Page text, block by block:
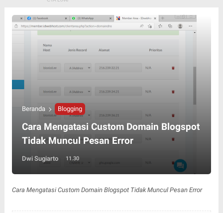
Beranda Blogging
Cara Mengatasi Custom Domain Blogspot
Tidak Muncul Pesan Error
Dwi Sugiarto 11.30
Cara Mengatasi Custom Domain Blogspot Tidak Muncul Pesan Error